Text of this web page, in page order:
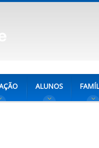
ALUNOS